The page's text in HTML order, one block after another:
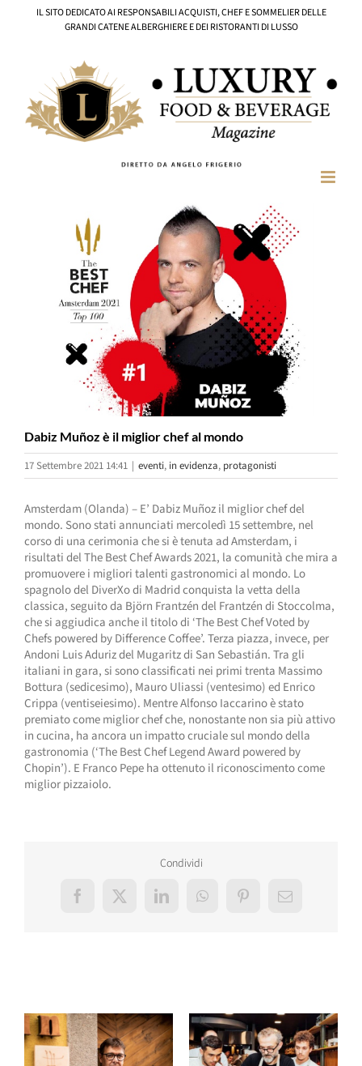
IL SITO DEDICATO AI RESPONSABILI ACQUISTI, CHEF E SOMMELIER DELLE
GRANDI CATENE ALBERGHIERE E DEI RISTORANTI DI LUSSO
Dabiz Muñoz è il miglior chef al mondo
17 Settembre 2021 14:41 | eventi, in evidenza, protagonisti
Amsterdam (Olanda) – E’ Dabiz Muñoz il miglior chef del
mondo. Sono stati annunciati mercoledì 15 settembre, nel
corso di una cerimonia che si è tenuta ad Amsterdam, i
risultati del The Best Chef Awards 2021, la comunità che mira a
promuovere i migliori talenti gastronomici al mondo. Lo
spagnolo del DiverXo di Madrid conquista la vetta della
classica, seguito da Björn Frantzén del Frantzén di Stoccolma,
che si aggiudica anche il titolo di ‘The Best Chef Voted by
Chefs powered by Difference Coffee’. Terza piazza, invece, per
Andoni Luis Aduriz del Mugaritz di San Sebastián. Tra gli
italiani in gara, si sono classificati nei primi trenta Massimo
Bottura (sedicesimo), Mauro Uliassi (ventesimo) ed Enrico
Crippa (ventiseiesimo). Mentre Alfonso Iaccarino è stato
premiato come miglior chef che, nonostante non sia più attivo
in cucina, ha ancora un impatto cruciale sul mondo della
gastronomia (‘The Best Chef Legend Award powered by
Chopin’). E Franco Pepe ha ottenuto il riconoscimento come
miglior pizzaiolo.
Condividi
Facebook
X LinkedInWhatsAppPinterestEmail